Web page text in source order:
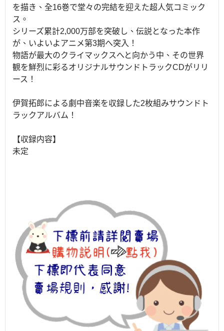
を描き、全16巻で堂々の完結を迎えた超人気コミック
ス。
シリーズ累計2,000万部を突破し、伝説となった本作
が、いよいよアニメ第3期へ突入！
物語が最大のクライマックスへと向かう中、その世界
観を鮮烈に彩るオリジナルサウンドトラックCDがリリ
ース！
伊賀拓郎による劇中音楽を収録した2枚組みサウンドト
ラックアルバム！
【収録内容】
未定